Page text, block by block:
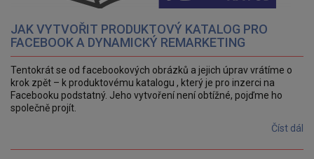
JAK VYTVOŘIT PRODUKTOVÝ KATALOG PRO
FACEBOOK A DYNAMICKÝ REMARKETING
Tentokrát se od facebookových obrázků a jejich úprav vrátíme o
krok zpět – k produktovému katalogu , který je pro inzerci na
Facebooku podstatný. Jeho vytvoření není obtížné, pojďme ho
společně projít.
Číst dál